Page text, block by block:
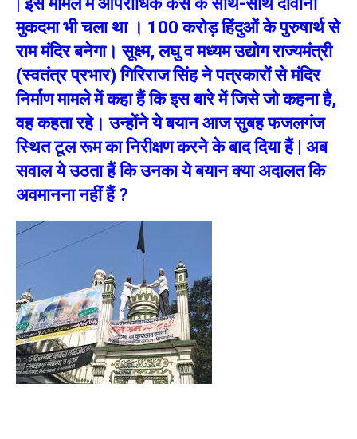
मुकदमा भी चला था । 100 करोड़ हिंदुओं के पुरुषार्थ से
राम मंदिर बनेगा। सूक्ष्म, लघु व मध्यम उद्योग राज्यमंत्री
(स्वतंत्र प्रभार) गिरिराज सिंह ने पत्रकारों से मंदिर
निर्माण मामले में कहा हैं कि इस बारे में जिसे जो कहना है,
वह कहता रहे। उन्होंने ये बयान आज सुबह फजलगंज
स्थित टूल रूम का निरीक्षण करने के बाद दिया हैं | अब
सवाल ये उठता हैं कि उनका ये बयान क्या अदालत कि
अवमानना नहीं हैं ?